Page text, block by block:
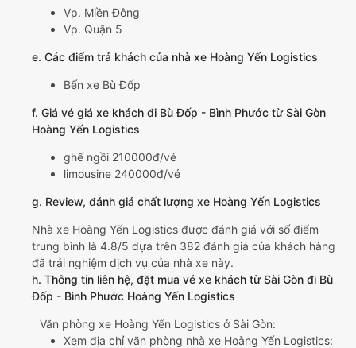
Vp. Miền Đông
Vp. Quận 5
e. Các điểm trả khách của nhà xe Hoàng Yến Logistics
Bến xe Bù Đốp
f. Giá vé giá xe khách đi Bù Đốp - Bình Phước từ Sài Gòn
Hoàng Yến Logistics
ghế ngồi 210000đ/vé
limousine 240000đ/vé
g. Review, đánh giá chất lượng xe Hoàng Yến Logistics
Nhà xe Hoàng Yến Logistics được đánh giá với số điểm
trung bình là 4.8/5 dựa trên 382 đánh giá của khách hàng
đã trải nghiệm dịch vụ của nhà xe này.
h. Thông tin liên hệ, đặt mua vé xe khách từ Sài Gòn đi Bù
Đốp - Bình Phước Hoàng Yến Logistics
Văn phòng xe Hoàng Yến Logistics ở Sài Gòn:
Xem địa chỉ văn phòng nhà xe Hoàng Yến Logistics: